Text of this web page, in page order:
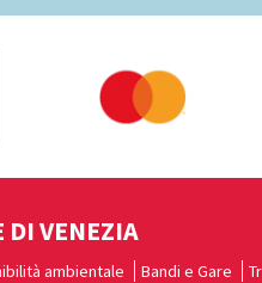
DI VENEZIA
ambientale Bandi e Gare